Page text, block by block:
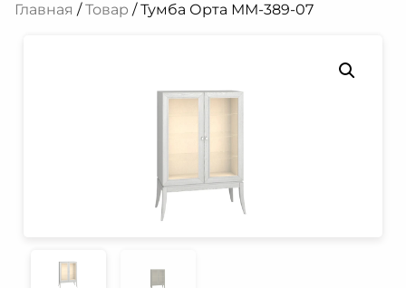
Главная /Товар / Тумба Орта ММ-389-07